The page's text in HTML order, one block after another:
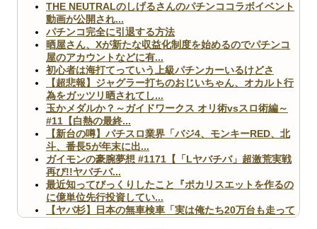
THE NEUTRALのしげるさんのパチンココラボイベント
動画が公開され...
パチンコ完全に引退する方法
晒屋さん、Xが新たな収益化制度を始めるのでパチンコ
屋のアカウントなどに有...
初心者は海打てっていう上級パチンカーいるけどさ
【超悲報】ジャグラー打ちのおじいちゃん、オカルト行
為をガッツリ晒されてし...
玉かメダルか？～ガイドワークス オリ術vsスロ術編～
#11【白熱の最終...
【新台の噂】パチスロ業界「バジ4、モンキーRED、北
斗、番長5が年末に出...
ガイモンの豪腕夢想 #1171【「Lヤバチバ」超激荒実戦
再び!!ヤバチバ...
最近知ってびっくりしたこと『ポカリスエットを作るの
に億単位先行投資してい...
【ヤバ杉】日本の無車検車「実は俺たち20万台も走って